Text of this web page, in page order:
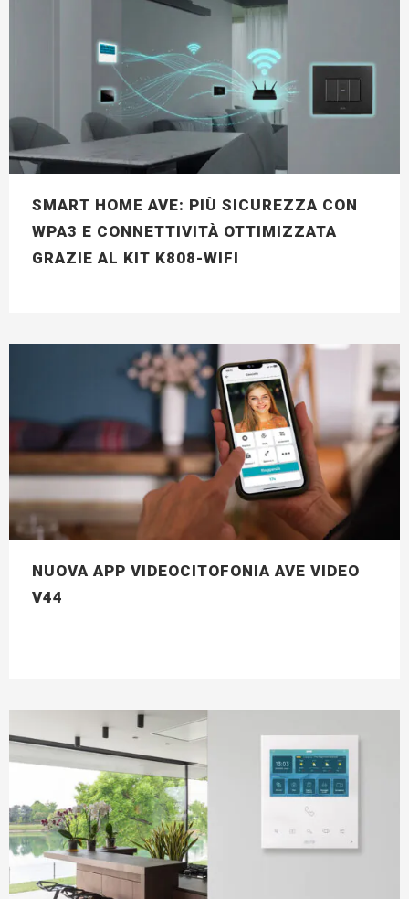
SMART HOME AVE: PIÙ SICUREZZA CON
WPA3 E CONNETTIVITÀ OTTIMIZZATA
GRAZIE AL KIT K808-WIFI
NUOVA APP VIDEOCITOFONIA AVE VIDEO
V44